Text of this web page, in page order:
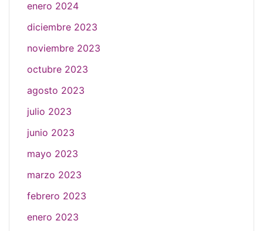
enero 2024
diciembre 2023
noviembre 2023
octubre 2023
agosto 2023
julio 2023
junio 2023
mayo 2023
marzo 2023
febrero 2023
enero 2023